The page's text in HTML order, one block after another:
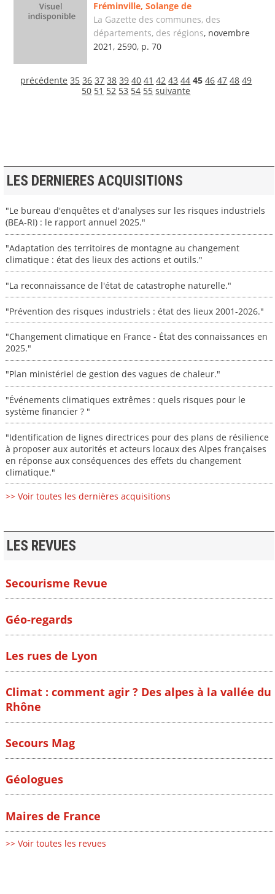
Fréminville, Solange de
La Gazette des communes, des
départements, des régions, novembre
2021, 2590, p. 70
précédente 35 36 37 38 39 40 41 42 43 44 45 46 47 48 49
50 51 52 53 54 55 suivante
LES DERNIERES ACQUISITIONS
"Le bureau d'enquêtes et d'analyses sur les risques industriels
(BEA-RI) : le rapport annuel 2025."
"Adaptation des territoires de montagne au changement
climatique : état des lieux des actions et outils."
"La reconnaissance de l'état de catastrophe naturelle."
"Prévention des risques industriels : état des lieux 2001-2026."
"Changement climatique en France - État des connaissances en
2025."
"Plan ministériel de gestion des vagues de chaleur."
"Événements climatiques extrêmes : quels risques pour le
système financier ? "
"Identification de lignes directrices pour des plans de résilience
à proposer aux autorités et acteurs locaux des Alpes françaises
en réponse aux conséquences des effets du changement
climatique."
>> Voir toutes les dernières acquisitions
LES REVUES
Secourisme Revue
Géo-regards
Les rues de Lyon
Climat : comment agir ? Des alpes à la vallée du
Rhône
Secours Mag
Géologues
Maires de France
>> Voir toutes les revues